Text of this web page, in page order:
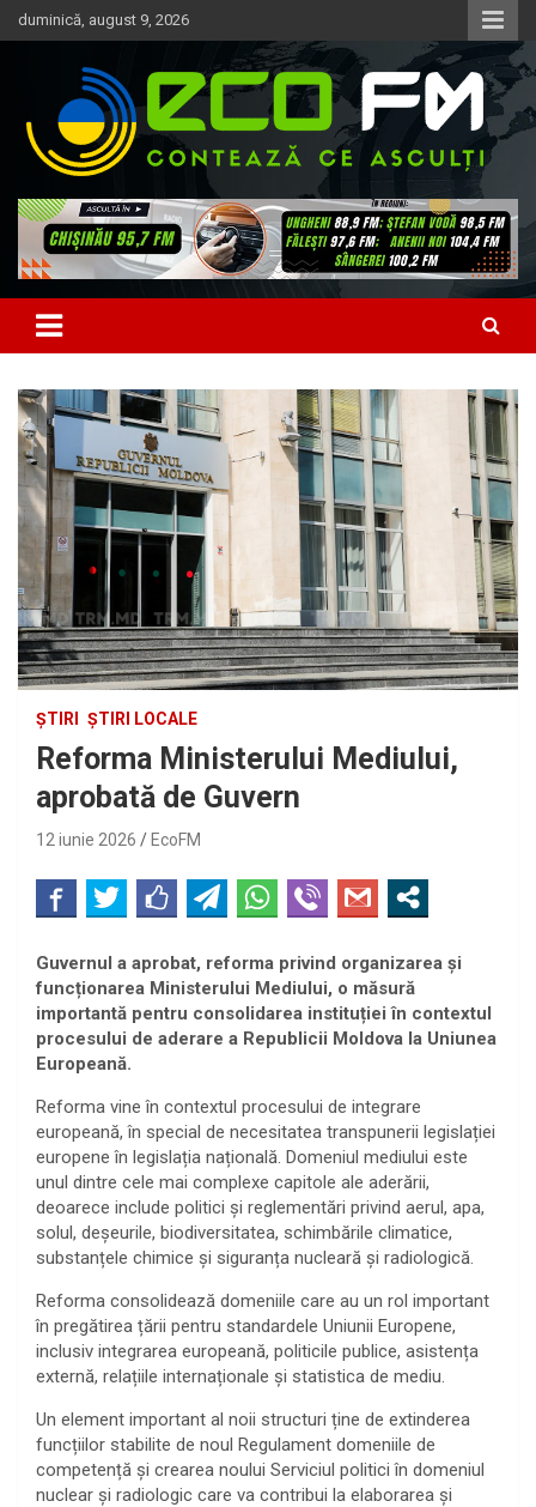
Skip
to
duminică, august 9, 2026
EcoFM
ȘTIRI ȘTIRI LOCALE
Reforma Ministerului Mediului,
aprobată de Guvern
12 iunie 2026 EcoFM
Guvernul a aprobat, reforma privind organizarea și
funcționarea Ministerului Mediului, o măsură
importantă pentru consolidarea instituției în contextul
procesului de aderare a Republicii Moldova la Uniunea
Europeană.
Reforma vine în contextul procesului de integrare
europeană, în special de necesitatea transpunerii legislației
europene în legislația națională. Domeniul mediului este
unul dintre cele mai complexe capitole ale aderării,
deoarece include politici și reglementări privind aerul, apa,
solul, deșeurile, biodiversitatea, schimbările climatice,
substanțele chimice și siguranța nucleară și radiologică.
Reforma consolidează domeniile care au un rol important
în pregătirea țării pentru standardele Uniunii Europene,
inclusiv integrarea europeană, politicile publice, asistența
externă, relațiile internaționale și statistica de mediu.
Un element important al noii structuri ține de extinderea
funcțiilor stabilite de noul Regulament domeniile de
competență și crearea noului Serviciul politici în domeniul
nuclear și radiologic care va contribui la elaborarea și